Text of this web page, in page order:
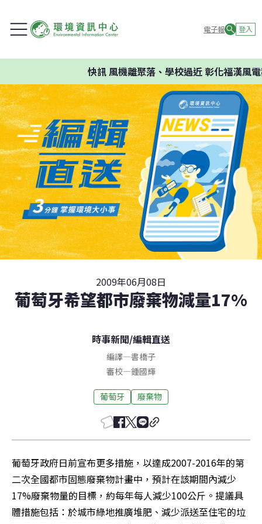
電子報 登入
快訊風機離聚落、學校過近 彰化福漢風電
2009年06月08日
葡萄牙希望都市廢棄物減量17%
時事新聞/編輯直送
編譯—書橋子
審校—鍾國輝
葡萄牙 廢棄物
葡萄牙政府日前宣布更多措施，以達成2007-2016年的第
二次全國都市固態廢棄物計畫中，預計在該期間內減少
17%廢棄物量的目標，約每年每人減少100公斤。提議具
體措施包括：於城市綠地推廣堆肥、減少派送至住宅的垃